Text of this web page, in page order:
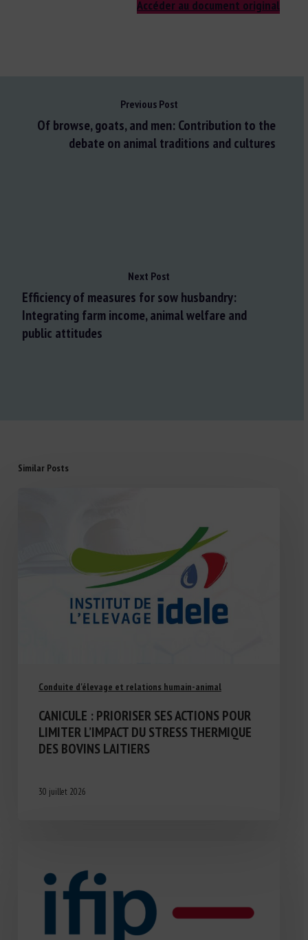
Accéder au document original
Previous Post
Of browse, goats, and men: Contribution to the
debate on animal traditions and cultures
Next Post
Efficiency of measures for sow husbandry:
Integrating farm income, animal welfare and
public attitudes
Similar Posts
Conduite d'élevage et relations humain-animal
CANICULE : PRIORISER SES ACTIONS POUR
LIMITER L’IMPACT DU STRESS THERMIQUE
DES BOVINS LAITIERS
30 juillet 2026